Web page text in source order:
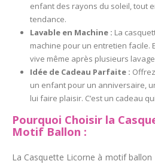
enfant des rayons du soleil, tout
tendance.
Lavable en Machine : La
machine pour un entretien facile.
vive même après plusieurs
Idée de Cadeau Parfaite :
un enfant pour un anniversaire,
lui faire plaisir. C’est un cadeau
Pourquoi Choisir la
Motif Ballon :
La Casquette Licorne à motif ballon